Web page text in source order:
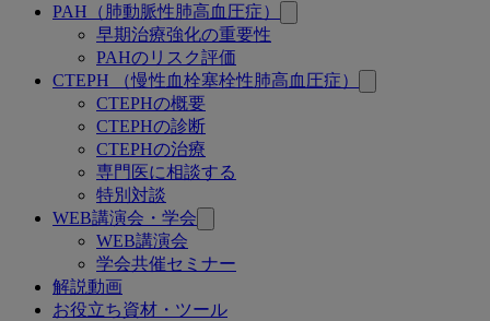
PAH（肺動脈性肺高血圧症）
早期治療強化の重要性
PAHのリスク評価
CTEPH （慢性血栓塞栓性肺高血圧症）
CTEPHの概要
CTEPHの診断
CTEPHの治療
専門医に相談する
特別対談
WEB講演会・学会
WEB講演会
学会共催セミナー
解説動画
お役立ち資材・ツール